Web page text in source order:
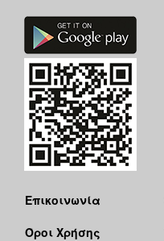
Επικοινωνία
Όροι Χρήσης